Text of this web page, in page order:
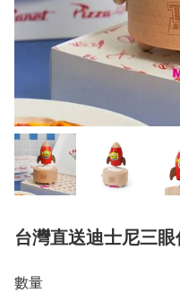
台灣直送迪士尼三
數量